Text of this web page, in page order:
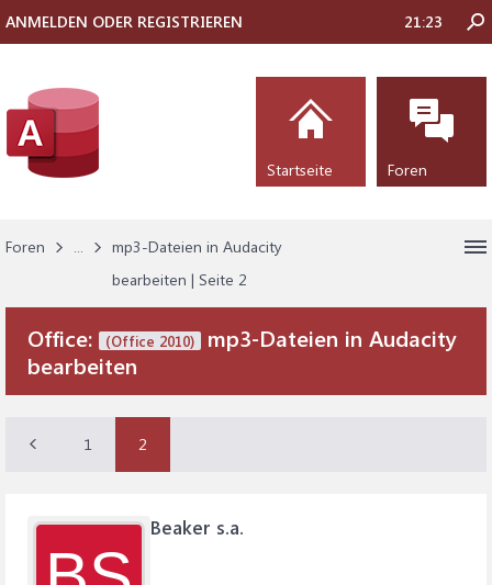
Foren ...
mp3-Dateien in Audacity
bearbeiten | Seite 2
Office: (Office 2010)
mp3-Dateien in Audacity
bearbeiten
1 2
Beaker s.a.
ANMELDEN ODER REGISTRIEREN 21:23
Startseite Foren